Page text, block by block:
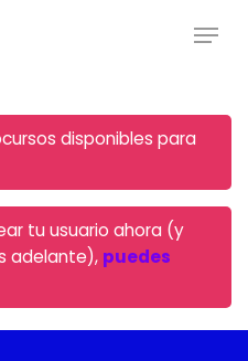
Menu
disponibles para
tu usuario ahora (y
adelante), puedes